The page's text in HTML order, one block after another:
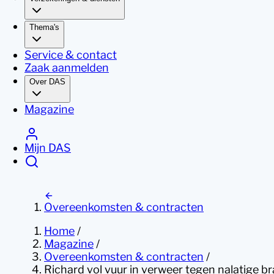
Thema's
Service & contact
Zaak aanmelden
Over DAS
Magazine
Mijn DAS
Overeenkomsten & contracten
Home /
Magazine /
Overeenkomsten & contracten /
Richard vol vuur in verweer tegen nalatige